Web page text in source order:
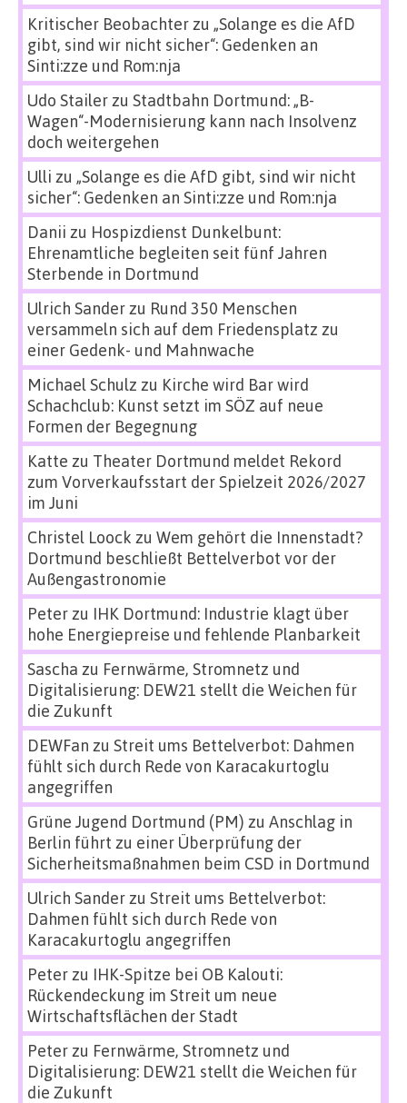
Kritischer Beobachterzu „Solange es die AfD
gibt, sind wir nicht sicher“: Gedenken an
Sinti:zze und Rom:nja
Udo Stailerzu Stadtbahn Dortmund: „B-
Wagen“-Modernisierung kann nach Insolvenz
doch weitergehen
Ulli zu „Solange es die AfD gibt, sind wir nicht
sicher“: Gedenken an Sinti:zze und Rom:nja
Danii zu Hospizdienst Dunkelbunt:
Ehrenamtliche begleiten seit fünf Jahren
Sterbende in Dortmund
Ulrich Sanderzu Rund 350 Menschen
versammeln sich auf dem Friedensplatz zu
einer Gedenk- und Mahnwache
Michael Schulz zu Kirche wird Bar wird
Schachclub: Kunst setzt im SÖZ auf neue
Formen der Begegnung
Katte zu Theater Dortmund meldet Rekord
zum Vorverkaufsstart der Spielzeit 2026/2027
im Juni
Christel Loock zu Wem gehört die Innenstadt?
Dortmund beschließt Bettelverbot vor der
Außengastronomie
Peterzu IHK Dortmund: Industrie klagt über
hohe Energiepreise und fehlende Planbarkeit
Sascha zu Fernwärme, Stromnetz und
Digitalisierung: DEW21 stellt die Weichen für
die Zukunft
DEWFan zu Streit ums Bettelverbot: Dahmen
fühlt sich durch Rede von Karacakurtoglu
angegriffen
Grüne Jugend Dortmund (PM) zu Anschlag in
Berlin führt zu einer Überprüfung der
Sicherheitsmaßnahmen beim CSD in Dortmund
Ulrich Sanderzu Streit ums Bettelverbot:
Dahmen fühlt sich durch Rede von
Karacakurtoglu angegriffen
Peterzu IHK-Spitze bei OB Kalouti:
Rückendeckung im Streit um neue
Wirtschaftsflächen der Stadt
Peterzu Fernwärme, Stromnetz und
Digitalisierung: DEW21 stellt die Weichen für
die Zukunft